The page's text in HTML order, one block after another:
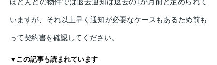
ほとんどの物件では退去通知は退去の1か月前と定められて
いますが、それ以上早く通知が必要なケースもあるため前も
って契約書を確認してください。
▼この記事も読まれています